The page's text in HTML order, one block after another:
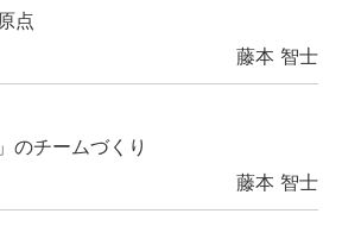
点
藤本 智士
のチームづくり
藤本 智士